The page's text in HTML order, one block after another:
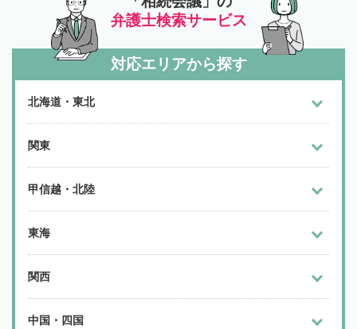
弁護士検索サービス
対応エリアから探す
北海道・東北
関東
甲信越・北陸
東海
関西
中国・四国